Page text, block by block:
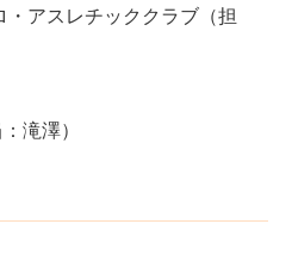
アスレチッククラブ（担
滝澤）